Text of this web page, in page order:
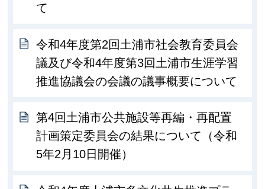
て
令和4年度第2回土浦市社会教育委員会
議及び令和4年度第3回土浦市生涯学習
推進協議会の会議の議事概要について
第4回土浦市公共施設等再編・再配置
計画策定委員会の結果について（令和
5年2月10日開催）